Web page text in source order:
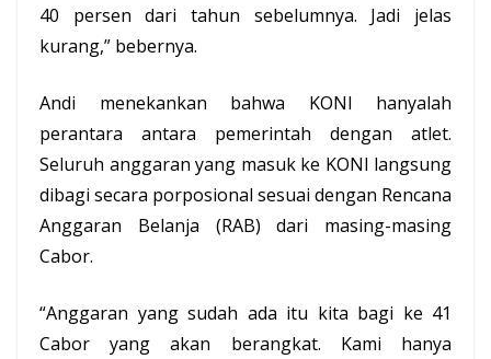
40 persen dari tahun sebelumnya. Jadi jelas
kurang,” bebernya.
Andi menekankan bahwa KONI hanyalah
perantara antara pemerintah dengan atlet.
Seluruh anggaran yang masuk ke KONI langsung
dibagi secara porposional sesuai dengan Rencana
Anggaran Belanja (RAB) dari masing-masing
Cabor.
“Anggaran yang sudah ada itu kita bagi ke 41
Cabor yang akan berangkat. Kami hanya